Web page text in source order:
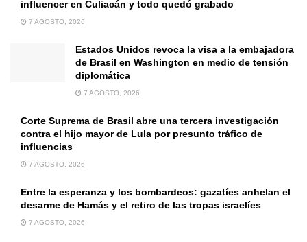
influencer en Culiacán y todo quedó grabado
7 AGOSTO, 2026
Estados Unidos revoca la visa a la embajadora
de Brasil en Washington en medio de tensión
diplomática
7 AGOSTO, 2026
Corte Suprema de Brasil abre una tercera investigación
contra el hijo mayor de Lula por presunto tráfico de
influencias
7 AGOSTO, 2026
Entre la esperanza y los bombardeos: gazatíes anhelan el
desarme de Hamás y el retiro de las tropas israelíes
7 AGOSTO, 2026